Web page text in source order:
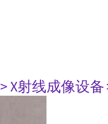
> X射线成像设备